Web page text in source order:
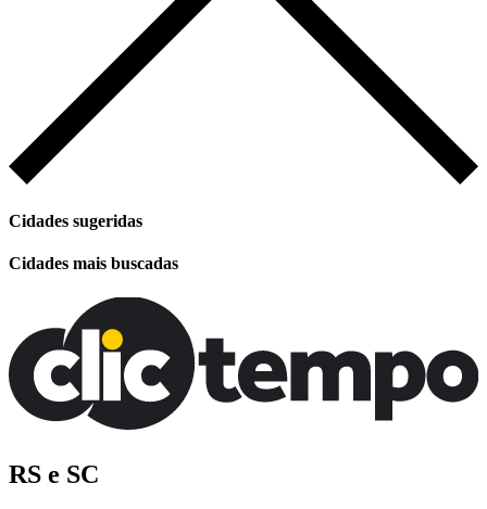
Cidades sugeridas
Cidades mais buscadas
RS e SC